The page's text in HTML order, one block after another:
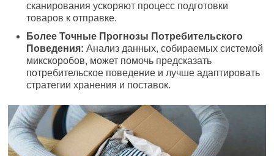
сканирования ускоряют процесс подготовки
товаров к отправке.
Более Точные Прогнозы Потребительского
Поведения: Анализ данных, собираемых системой
микскоробов, может помочь предсказать
потребительское поведение и лучше адаптировать
стратегии хранения и поставок.